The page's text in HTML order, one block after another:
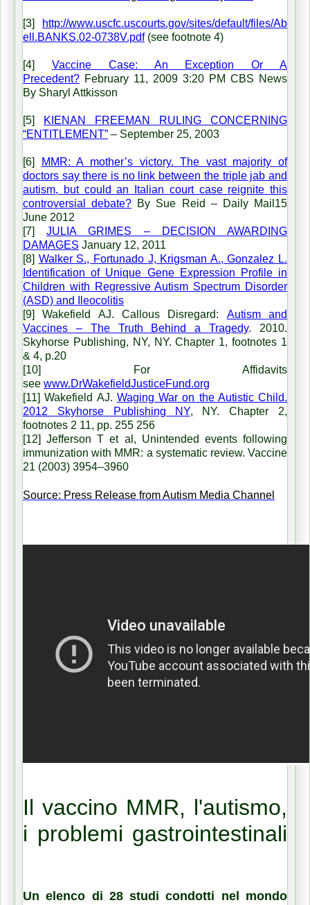
[3]
http://www.uscfc.uscourts.gov/sites/default/files/Ab
ell.BANKS.02-0738V.pdf(see footnote 4)
[4] Vaccine Case: An Exception Or A
Precedent? February 11, 2009 3:20 PM CBS News
By Sharyl Attkisson
[5]
KIENAN FREEMAN RULING CONCERNING
“ENTITLEMENT” – September 25, 2003
[6]
MMR: A mother’s victory. The vast majority of
doctors say there is no link between the triple jab and
autism, but could an Italian court case reignite this
controversial debate? By Sue Reid – Daily Mail15
June 2012
[7]JULIA GRIMES – DECISION AWARDING
DAMAGES January 12, 2011
[8] Walker S., Fortunado J, Krigsman A., Gonzalez L.
Identification of Unique Gene Expression Profile in
Children with Regressive Autism Spectrum Disorder
(ASD) and Ileocolitis
[9] Wakefield AJ. Callous Disregard: Autism and
Vaccines – The Truth Behind a Tragedy. 2010.
Skyhorse Publishing, NY, NY. Chapter 1, footnotes 1
& 4, p.20
[10] For Affidavits
see www.DrWakefieldJusticeFund.org
[11] Wakefield AJ. Waging War on the Autistic Child.
2012 Skyhorse Publishing NY, NY. Chapter 2,
footnotes 2 11, pp. 255 256
[12] Jefferson T et al, Unintended events following
immunization with MMR: a systematic review. Vaccine
21 (2003) 3954–3960
Source: Press Release from Autism Media Channel
Il vaccino MMR, l'autismo,
i problemi gastrointestinali
Dr. Andrew Wakefield
Un elenco di 28 studi condotti nel mondo